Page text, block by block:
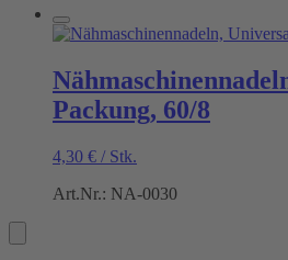
Packung, 60/8
4,30 € / Stk.
Art.Nr.: NA-0030